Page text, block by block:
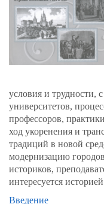
условия и трудности,
университетов,
профессоров,
ход укоренения и
традиций в новой
модернизацию
историков,
интересуется
Введение